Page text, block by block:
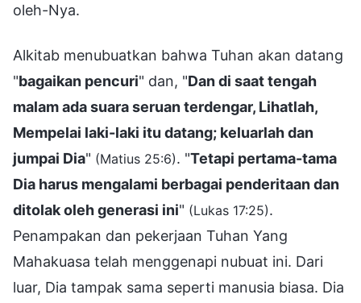
oleh-Nya.
Alkitab menubuatkan bahwa Tuhan akan datang
"bagaikan pencuri" dan, "Dan di saat tengah
malam ada suara seruan terdengar, Lihatlah,
Mempelai laki-laki itu datang; keluarlah dan
jumpai Dia" (Matius 25:6). "Tetapi pertama-tama
Dia harus mengalami berbagai penderitaan dan
ditolak oleh generasi ini" (Lukas 17:25).
Penampakan dan pekerjaan Tuhan Yang
Mahakuasa telah menggenapi nubuat ini. Dari
luar, Dia tampak sama seperti manusia biasa. Dia